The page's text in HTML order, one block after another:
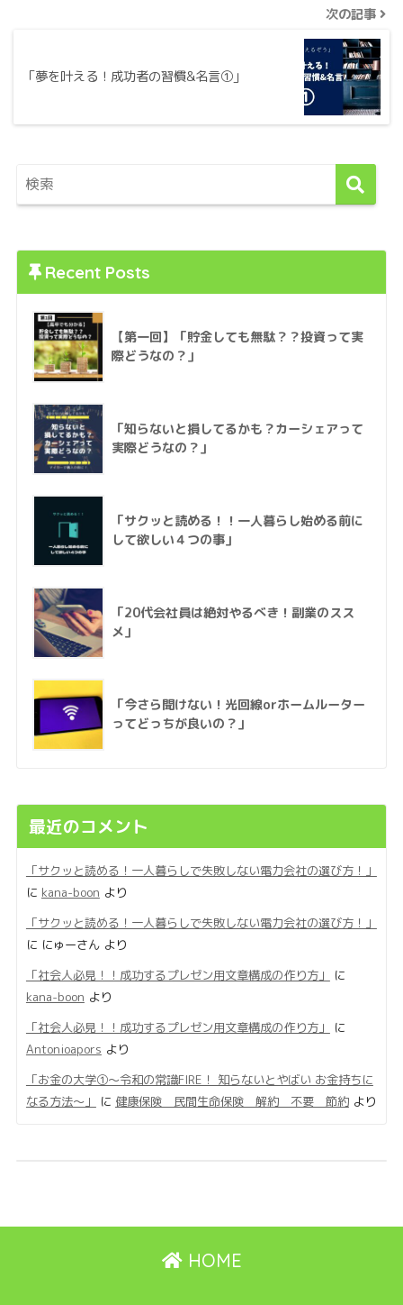
次の記事
「夢を叶える！成功者の習慣&名言①」
Recent Posts
【第一回】「貯金しても無駄？？投資って実
際どうなの？」
「知らないと損してるかも？カーシェアって
実際どうなの？」
「サクッと読める！！一人暮らし始める前に
して欲しい４つの事」
「20代会社員は絶対やるべき！副業のスス
メ」
「今さら聞けない！光回線orホームルーター
ってどっちが良いの？」
最近のコメント
「サクッと読める！一人暮らしで失敗しない電力会社の選び方！」
に kana-boon より
「サクッと読める！一人暮らしで失敗しない電力会社の選び方！」
に にゅーさんより
「社会人必見！！成功するプレゼン用文章構成の作り方」
に
kana-boon より
「社会人必見！！成功するプレゼン用文章構成の作り方」
に
Antonioapors より
「お金の大学①〜令和の常識FIRE！ 知らないとやばい お金持ちに
なる方法〜」
に 健康保険 民間生命保険 解約 不要 節約より
HOME